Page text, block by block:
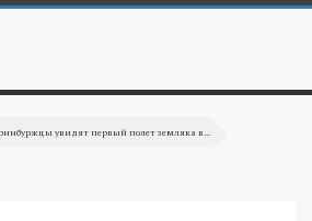
увидят первый полет земляка в...